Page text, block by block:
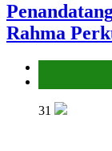
Rahma
31